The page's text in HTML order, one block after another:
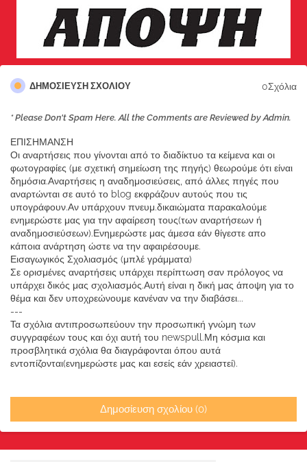
ΔΗΜΟΣΊΕΥΣΗ ΣΧΟΛΊΟΥ 0Σχόλια
* Please Don't Spam Here. All the Comments are Reviewed by Admin.
ΕΠΙΣΗΜΑΝΣΗ
Οι αναρτήσεις που γίνονται από το διαδίκτυο τα κείμενα και οι
φωτογραφίες (με σχετική σημείωση της πηγής) θεωρούμε ότι είναι
δημόσια.Αναρτήσεις η αναδημοσιεύσεις, από άλλες πηγές που
αναρτώνται σε αυτό το blog εκφράζουν αυτούς που τις
υπογράφουν.Αν υπάρχουν πνευμ.δικαιώματα παρακαλούμε
ενημερώστε μας για την αφαίρεση τους(των αναρτήσεων ή
αναδημοσιεύσεων).Ενημερώστε μας άμεσα εάν θίγεστε απο
κάποια ανάρτηση ώστε να την αφαιρέσουμε.
Εισαγωγικός Σχολιασμός (μπλέ γράμματα)
Σε ορισμένες αναρτήσεις υπάρχει περίπτωση σαν πρόλογος να
υπάρχει δικός μας σχολιασμός.Αυτή είναι η δική μας άποψη για το
θέμα και δεν υποχρεώνουμε κανέναν να την διαβάσει...
---
Τα σχόλια αντιπροσωπεύουν την προσωπική γνώμη των
συγγραφέων τους και όχι αυτή του newspull.Μη κόσμια και
προσβλητικά σχόλια θα διαγράφονται όπου αυτά
εντοπίζονται(ενημερώστε μας και εσείς εάν χρειαστεί).
Δημοσίευση σχολίου (0)